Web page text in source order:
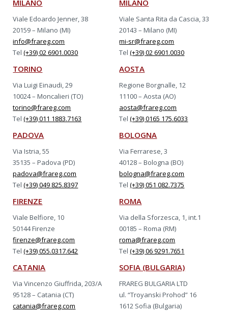
MILANO
Viale Edoardo Jenner, 38
20159 – Milano (MI)
info@frareg.com
Tel(+39) 02 6901.0030
MILANO
Viale Santa Rita da Cascia, 33
20143 – Milano (MI)
mi-sr@frareg.com
Tel(+39) 02 6901.0030
TORINO
Via Luigi Einaudi, 29
10024 – Moncalieri (TO)
torino@frareg.com
Tel(+39) 011 1883.7163
AOSTA
Regione Borgnalle, 12
11100 – Aosta (AO)
aosta@frareg.com
Tel(+39) 0165 175.6033
PADOVA
Via Istria, 55
35135 – Padova (PD)
padova@frareg.com
Tel(+39) 049 825.8397
BOLOGNA
Via Ferrarese, 3
40128 – Bologna (BO)
bologna@frareg.com
Tel(+39) 051 082.7375
FIRENZE
Viale Belfiore, 10
50144 Firenze
firenze@frareg.com
Tel(+39) 055.0317.642
ROMA
Via della Sforzesca, 1, int.1
00185 – Roma (RM)
roma@frareg.com
Tel(+39) 06 9291.7651
CATANIA
Via Vincenzo Giuffrida, 203/A
95128 – Catania (CT)
catania@frareg.com
SOFIA (BULGARIA)
FRAREG BULGARIA LTD
ul. “Troyanski Prohod” 16
1612 Sofia (Bulgaria)